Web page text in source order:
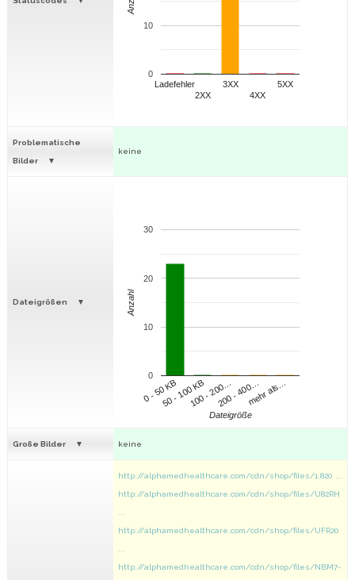
Ladefehler
2XX
3XX
4XX
5XX
0
10
Problematische
Bilder
keine
Dateigrößen
0 - 50 KB50 - 100 KB100 - 200…200 - 400…mehr als…
0
10
20
30
Dateigröße
Anzahl
Große Bilder keine
http://alphamedhealthcare.com/cdn/shop/files/1.820 ...
http://alphamedhealthcare.com/cdn/shop/files/U82RH
http://alphamedhealthcare.com/cdn/shop/files/UFR20
http://alphamedhealthcare.com/cdn/shop/files/NBM7-